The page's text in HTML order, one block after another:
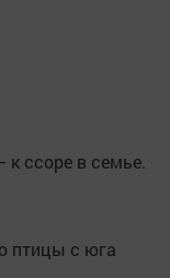
к ссоре в семье.
птицы с юга